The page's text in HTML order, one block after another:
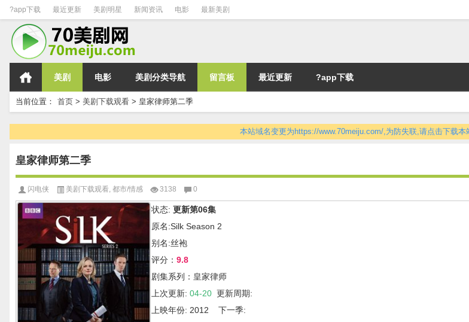
?app下载 最近更新 美剧明星 新闻资讯 电影 最新美剧
美剧 电影 美剧分类导航 留言板 最近更新 ?app下载
当前位置： 首页 > 美剧下载观看 > 皇家律师第二季
本站域名变更为https://www.70meiju.com/,为防失联,请点击下载本
皇家律师第二季
闪电侠 美剧下载观看 都市/情感 3138 0
状态: 更新第06集
原名:Silk Season 2
别名:丝袍
评分： 9.8
剧集系列：皇家律师
上次更新: 04-20 更新周期:
上映年份: 2012 下一季: